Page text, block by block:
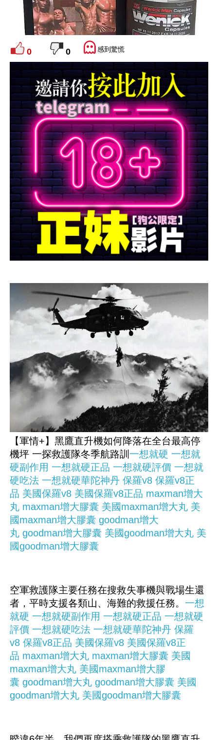
0 0 感到驚慌
【軍情+】黑鷹直升機如何降落在全台最高停
機坪 一探救護隊冬季航路訓 一想就硬 一想就
硬副作用 一想就硬正品 一想就硬評價 一想就
硬吃法 一想就硬華陀神丹 保羅v8 保羅v8正
品 美國保羅v8 美國保羅v8正品 maxman增大
丸 maxman增大膠囊 美國maxman增大丸 美
國maxman增大膠囊 goodman增大
丸 goodman增大膠囊 美國goodman增大丸 美
國goodman增大膠囊
空軍救護隊主要任務在搜救失事機與戰場生還
者，平時支援各類山、海難的救援任務。 一想
就硬 一想就硬副作用 一想就硬正品 一想就硬
評價 一想就硬吃法 一想就硬華陀神丹 保羅
v8 保羅v8正品 美國保羅v8 美國保羅v8正
品 maxman增大丸 maxman增大膠囊 美國
maxman增大丸 美國maxman增大膠
囊 goodman增大丸 goodman增大膠囊 美國
goodman增大丸 美國goodman增大膠囊